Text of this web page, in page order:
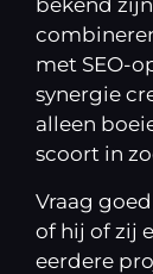
bekend
met SEO-
synergie
alleen
scoort in
Vraag
of hij of zij
eerdere